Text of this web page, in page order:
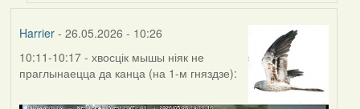
Harrier- 26.05.2026 - 10:26
10:11-10:17 - хвосцік мышы ніяк не
праглынаецца да канца (на 1-м гняздзе):